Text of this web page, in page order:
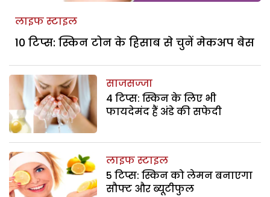
लाइफ स्टाइल
10 टिप्स: स्किन टोन के हिसाब से चुनें मेकअप बेस
साजसज्जा
4 टिप्स: स्किन के लिए भी
फायदेमंद हैं अंडे की सफेदी
लाइफ स्टाइल
5 टिप्स: स्किन को लेमन बनाएगा
सौफ्ट और ब्यूटीफुल